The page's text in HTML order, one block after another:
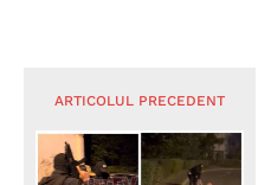
ARTICOLUL PRECEDENT